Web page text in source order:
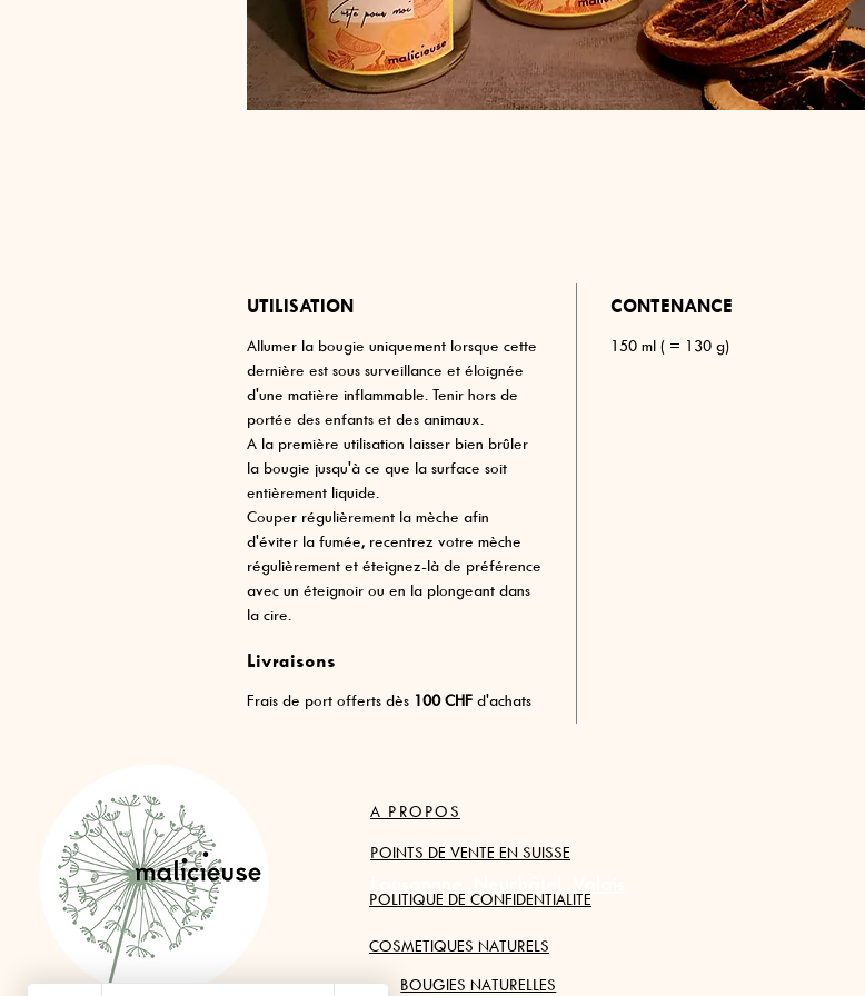
UTILISATION
Allumer la bougie uniquement lorsque cette
dernière est sous surveillance et éloignée
d'une matière inflammable. Tenir hors de
portée des enfants et des animaux.
A la première utilisation laisser bien brûler
la bougie jusqu'à ce que la surface soit
entièrement liquide.
Couper régulièrement la mèche afin
d'éviter la fumée, recentrez votre mèche
régulièrement et éteignez-là de préférence
avec un éteignoir ou en la plongeant dans
la cire.
CONTENANCE
150 ml ( = 130 g)
Livraisons
Frais de port offerts dès 100 CHF d'achats
BOUGIES NATURELLES
A PROPOS
POINTS DE VENTE EN SUISSE
POLITIQUE DE CONFIDENTIALITE
COSMETIQUES NATURELS